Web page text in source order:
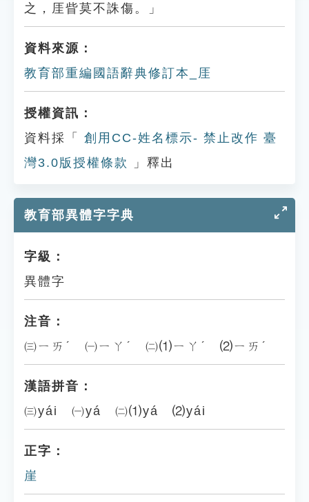
之，厓眥莫不誅傷。」
資料來源：
教育部重編國語辭典修訂本_厓
授權資訊：
資料採「
創用CC-姓名標示- 禁止改作 臺
灣3.0版授權條款
」釋出
教育部異體字字典
字級：
異體字
注音：
㈢ㄧㄞˊ ㈠ㄧㄚˊ ㈡⑴ㄧㄚˊ ⑵ㄧㄞˊ
漢語拼音：
㈢yái ㈠yá ㈡⑴yá ⑵yái
正字：
崖